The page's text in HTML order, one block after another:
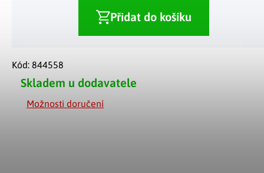
Skladem u dodavatele
Možnosti doručení
Přidat do košíku
Kód: 844558